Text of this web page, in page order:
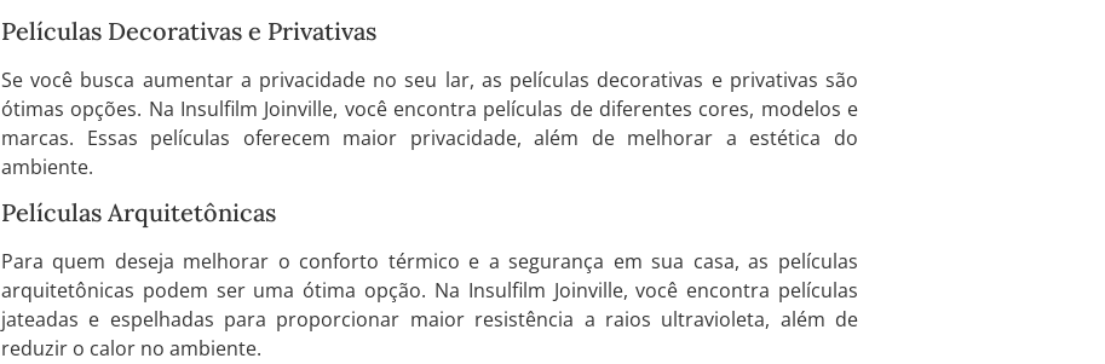
Películas Decorativas e Privativas
Se você busca aumentar a privacidade no seu lar, as películas decorativas e privativas são
ótimas opções. Na Insulfilm Joinville, você encontra películas de diferentes cores, modelos e
marcas. Essas películas oferecem maior privacidade, além de melhorar a estética do
ambiente.
Películas Arquitetônicas
Para quem deseja melhorar o conforto térmico e a segurança em sua casa, as películas
arquitetônicas podem ser uma ótima opção. Na Insulfilm Joinville, você encontra películas
jateadas e espelhadas para proporcionar maior resistência a raios ultravioleta, além de
reduzir o calor no ambiente.